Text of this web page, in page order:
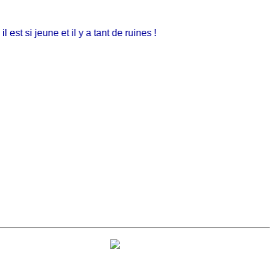
si jeune et il y a tant de ruines !